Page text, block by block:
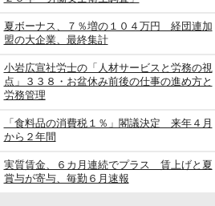
夏ボーナス、７％増の１０４万円 経団連加
盟の大企業、最終集計
小岩広宣社労士の「人材サービスと労務の視
点」３３８・お盆休み前後の仕事の進め方と
労務管理
「食料品の消費税１％」閣議決定 来年４月
から２年間
実質賃金、６カ月連続でプラス 賃上げと夏
賞与が寄与、毎勤６月速報